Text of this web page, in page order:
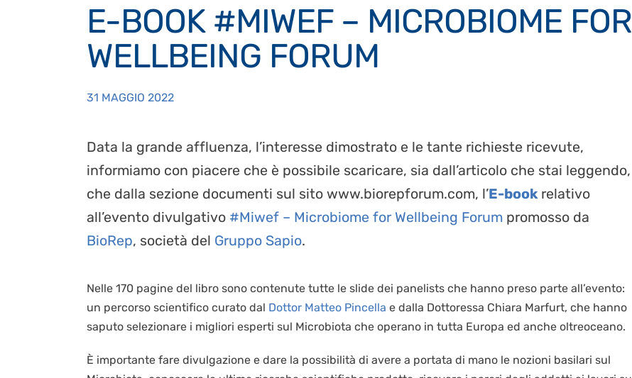
E-BOOK #MIWEF – MICROBIOME FOR
WELLBEING FORUM
31 MAGGIO 2022
Data la grande affluenza, l’interesse dimostrato e le tante richieste ricevute,
informiamo con piacere che è possibile scaricare, sia dall’articolo che stai leggendo,
che dalla sezione documenti sul sito www.biorepforum.com, l’E-bookrelativo
all’evento divulgativo #Miwef – Microbiome for Wellbeing Forum promosso da
BioRep, società del Gruppo Sapio.
Nelle 170 pagine del libro sono contenute tutte le slide dei panelists che hanno preso parte all’evento:
un percorso scientifico curato dal Dottor Matteo Pincella e dalla Dottoressa Chiara Marfurt, che hanno
saputo selezionare i migliori esperti sul Microbiota che operano in tutta Europa ed anche oltreoceano.
È importante fare divulgazione e dare la possibilità di avere a portata di mano le nozioni basilari sul